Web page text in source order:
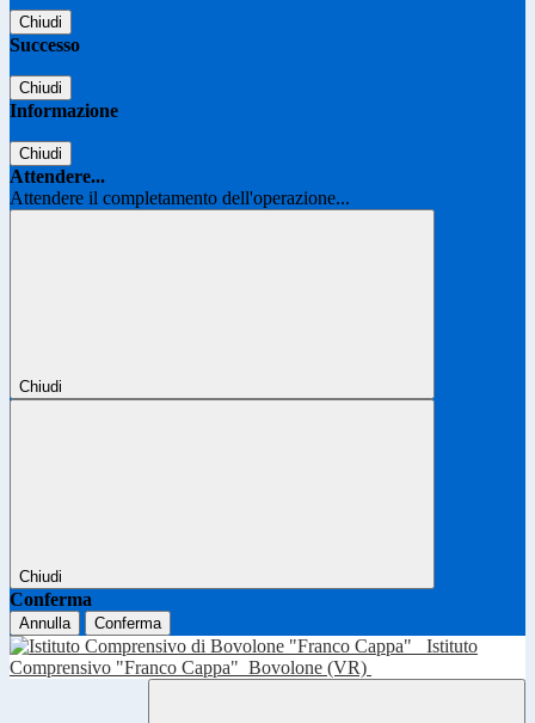
Chiudi
Successo
Chiudi
Informazione
Chiudi
Attendere...
Attendere il completamento dell'operazione...
Chiudi
Chiudi
Conferma
Annulla Conferma
Istituto
Comprensivo "Franco Cappa" Bovolone (VR)